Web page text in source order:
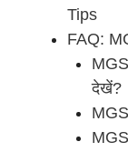
Tips
FAQ:
देखें?